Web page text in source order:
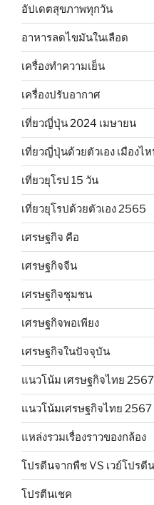
อัปเดตสุขภาพทุกวัน
อาหารลดไขมันในเลือด
เครื่องทำความเย็น
เครื่องปรับอากาศ
เที่ยวญี่ปุ่น 2024 เมษายน
เที่ยวญี่ปุ่นด้วยตัวเอง เมืองไ
เที่ยวยุโรป 15 วัน
เที่ยวยุโรปด้วยตัวเอง 2565
เศรษฐกิจ คือ
เศรษฐกิจจีน
เศรษฐกิจชุมชน
เศรษฐกิจพอเพียง
เศรษฐกิจในปัจจุบัน
แนวโน้ม เศรษฐกิจไทย
แนวโน้มเศรษฐกิจไทย
แหล่งรวมเรื่องราวของกล้อง
โปรตีนจากพืช VS เวย์โปรตีน
โปรตีนเชค